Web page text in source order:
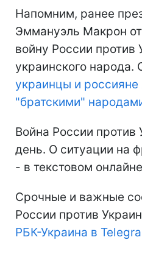
Напомним, ранее
Эммануэль Макрон
войну России против
украинского народа.
украинцы и россияне
"братскими"
Война России
день. О ситуации на
- в текстовом
Срочные и важные
России против
РБК-Украина в